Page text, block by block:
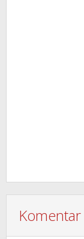
Komentar